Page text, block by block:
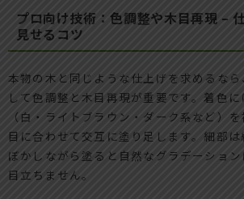
プロ向け技術：色調整や木目再現 –
見せるコツ
本物の木と同じような仕上げを求めるな
して色調整と木目再現が重要です。着色
（白・ライトブラウン・ダーク系など）
目に合わせて交互に塗り足します。細部
ぼかしながら塗ると自然なグラデーショ
目立ちません。